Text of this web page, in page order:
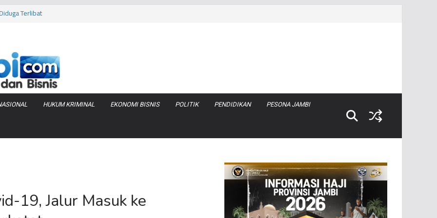
Terlibat
Jadi Rp
Zenix di
HUKUM KRIMINAL EKONOMI BISNIS POLITIK PENDIDIKAN PESONA JAMBI
19, Jalur Masuk ke